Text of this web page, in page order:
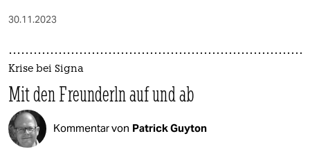
30.11.2023
Krise bei Signa
Mit den Freunderln auf und ab
Kommentar von Patrick Guyton